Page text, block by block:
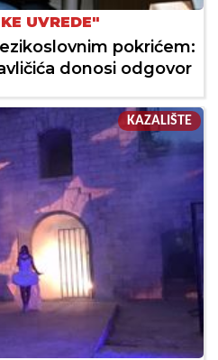
UVREDE"
pokrićem:
donosi odgovor
KAZALIŠTE